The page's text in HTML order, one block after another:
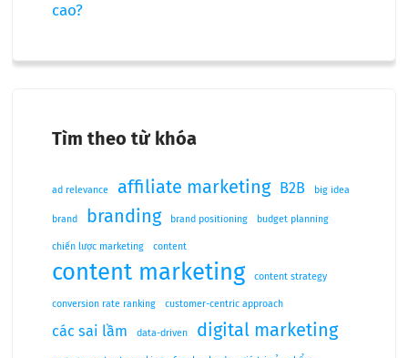
cao?
Tìm theo từ khóa
ad relevance affiliate marketing B2B big idea
brand branding brand positioning budget planning
chiến lược marketing content
content marketing content strategy
conversion rate ranking customer-centric approach
các sai lầm data-driven digital marketing